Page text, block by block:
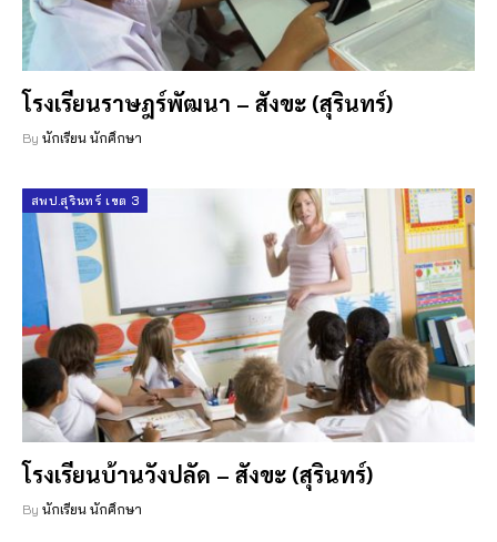
โรงเรียนราษฎร์พัฒนา – สังขะ (สุรินทร์)
By นักเรียน นักศึกษา
สพป.สุรินทร์ เขต 3
โรงเรียนบ้านวังปลัด – สังขะ (สุรินทร์)
By นักเรียน นักศึกษา